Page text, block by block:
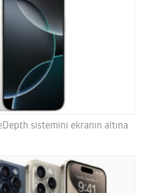
sistemini ekranın altına